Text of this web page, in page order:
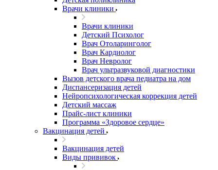
Врачи клиники
Врачи клиники
Детский Психолог
Врач Отоларинголог
Врач Кардиолог
Врач Невролог
Врач ультразвуковой диагностики
Вызов детского врача педиатра на дом
Диспансеризация детей
Нейропсихологическая коррекция детей
Детский массаж
Прайс-лист клиники
Программа «Здоровое сердце»
Вакцинация детей
Вакцинация детей
Виды прививок